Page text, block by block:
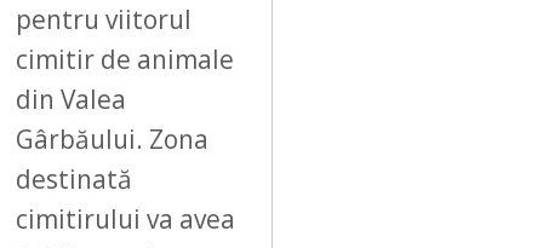
pentru viitorul
cimitir de animale
din Valea
Gârbăului. Zona
destinată
cimitirului va avea